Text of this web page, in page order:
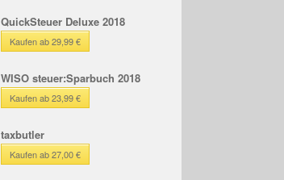
QuickSteuer Deluxe 2018
Kaufen ab 29,99 €
WISO steuer:Sparbuch 2018
Kaufen ab 23,99 €
taxbutler
Kaufen ab 27,00 €